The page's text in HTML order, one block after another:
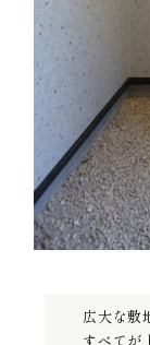
広大な敷
すべてが